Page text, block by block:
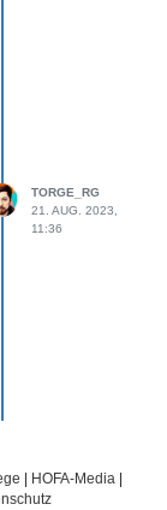
TORGE_RG
21. AUG. 2023,
11:36
HOFA-Media